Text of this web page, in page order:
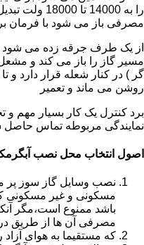
را به 14000
مصرفی باز می شود با فرمان
از یک طرف جرقه زده می
مسیر گاز را باز می کند و
گر ) در کنار شعله قرار دارد و
روشن می ماند و تعمیر
برد کنترل یک کار بسیار مهم
نمایندگی مربوطه تماس حاصل
اصول انتخاب محل نصب
نصب وسایل گاز سوز پر
باشد ممنوع است،مگر
مصرفی آن ها از طریق
که مستقیما به هوای آزاد